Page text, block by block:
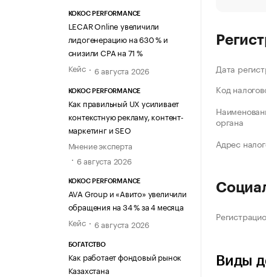
KOKOC PERFORMANCE
LECAR Online увеличили
лидогенерацию на 630 % и
снизили CPA на 71 %
Кейс
6 августа 2026
KOKOC PERFORMANCE
Как правильный UX усиливает
контекстную рекламу, контент-
маркетинг и SEO
Мнение эксперта
6 августа 2026
KOKOC PERFORMANCE
AVA Group и «Авито» увеличили
обращения на 34 % за 4 месяца
Кейс
6 августа 2026
БОГАТСТВО
Как работает фондовый рынок
Казахстана
Дата
Код
органа
Адрес
Виды